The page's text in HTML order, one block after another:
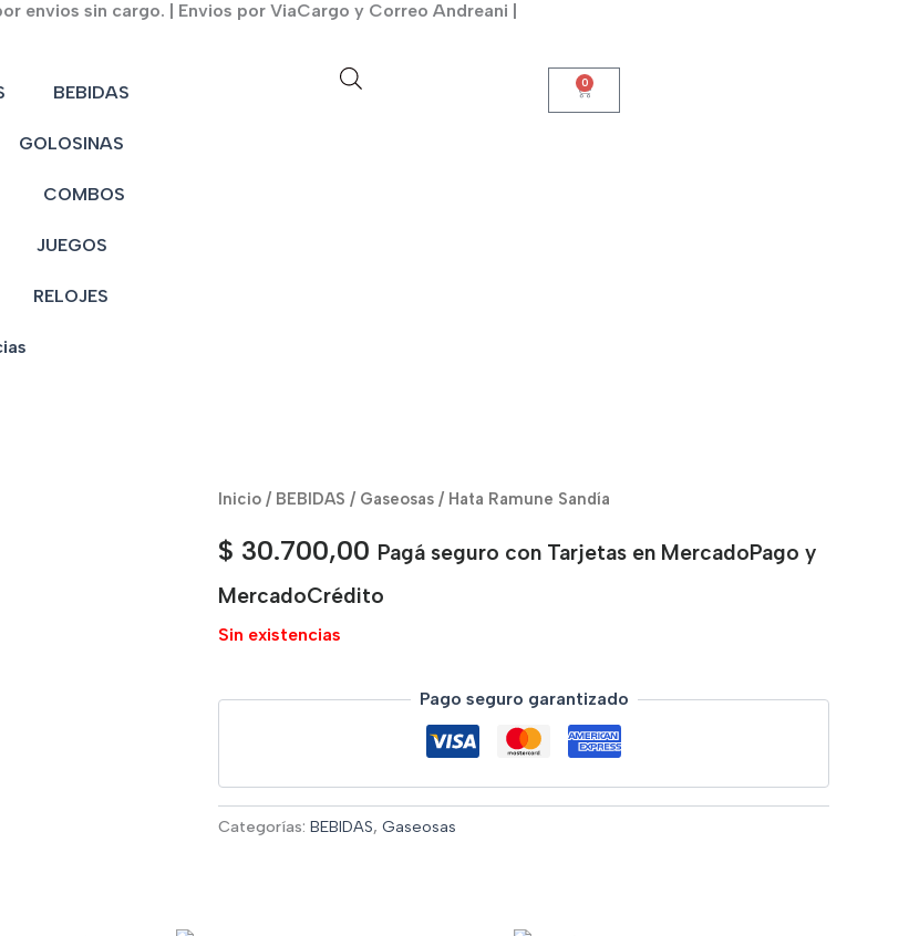
envios sin cargo. | Envios por ViaCargo y Correo Andreani |
BEBIDAS
GOLOSINAS
COMBOS
JUEGOS
RELOJES
0
Cart
Inicio / BEBIDAS / Gaseosas / Hata Ramune Sandía
$ 30.700,00 Pagá seguro con Tarjetas en MercadoPago y
MercadoCrédito
Sin existencias
Pago seguro garantizado
Categorías: BEBIDAS, Gaseosas